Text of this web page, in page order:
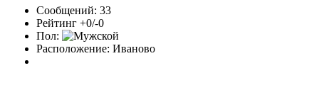
Сообщений: 33
Рейтинг +0/-0
Пол:
Расположение: Иваново